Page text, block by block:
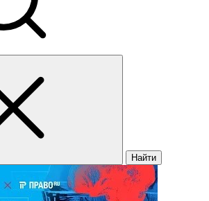
Найти